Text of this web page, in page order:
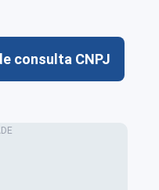
consulta CNPJ